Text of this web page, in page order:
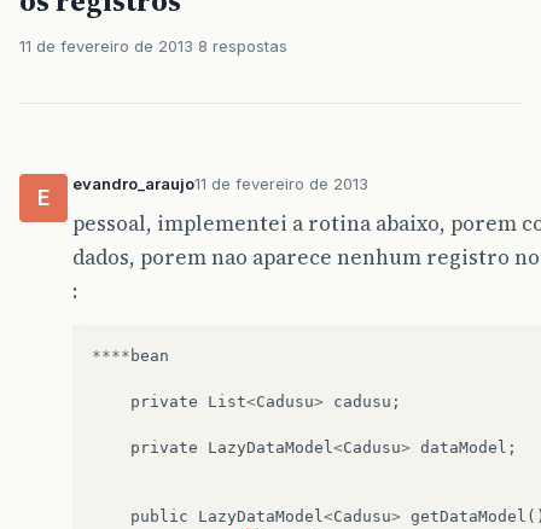
11 de fevereiro de 2013 8 respostas
E
evandro_araujo11 de fevereiro de 2013
pessoal, implementei a rotina abaixo, porem
dados, porem nao aparece nenhum registro
:
**** bean
private List<Cadusu> cadusu ;
private LazyDataModel<Cadusu> dataModel ;
public LazyDataModel<Cadusu> getDataModel